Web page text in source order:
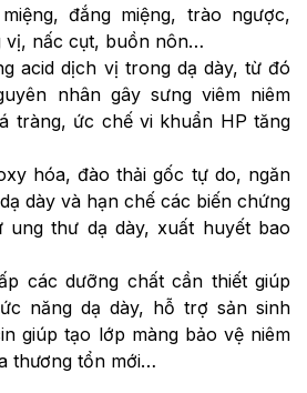
đắng miệng, trào ngược,
vị, nấc cụt, buồn nôn…
acid dịch vị trong dạ dày, từ đó
nhân gây sưng viêm niêm
tràng, ức chế vi khuẩn HP tăng
hóa, đào thải gốc tự do, ngăn
dày và hạn chế các biến chứng
ung thư dạ dày, xuất huyết bao
các dưỡng chất cần thiết giúp
năng dạ dày, hỗ trợ sản sinh
giúp tạo lớp màng bảo vệ niêm
thương tổn mới…